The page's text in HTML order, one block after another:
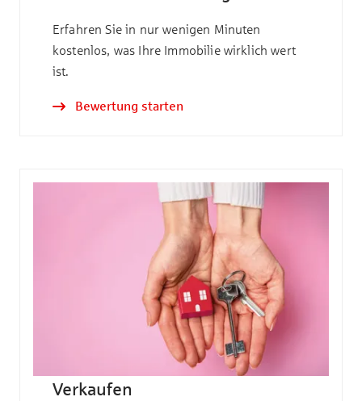
Erfahren Sie in nur wenigen Minuten
kostenlos, was Ihre Immobilie wirklich wert
ist.
Bewertung starten
Verkaufen